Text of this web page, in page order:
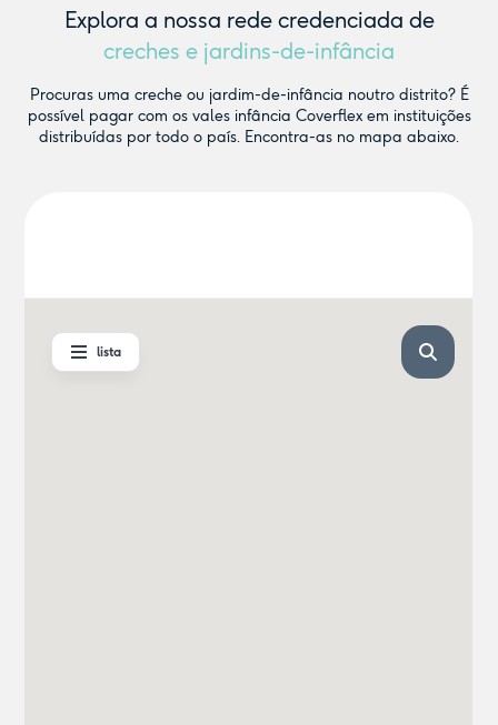
Explora a nossa rede credenciada de
creches e jardins-de-infância
Procuras uma creche ou jardim-de-infância noutro distrito? É
possível pagar com os vales infância Coverflex em instituições
distribuídas por todo o país. Encontra-as no mapa abaixo.